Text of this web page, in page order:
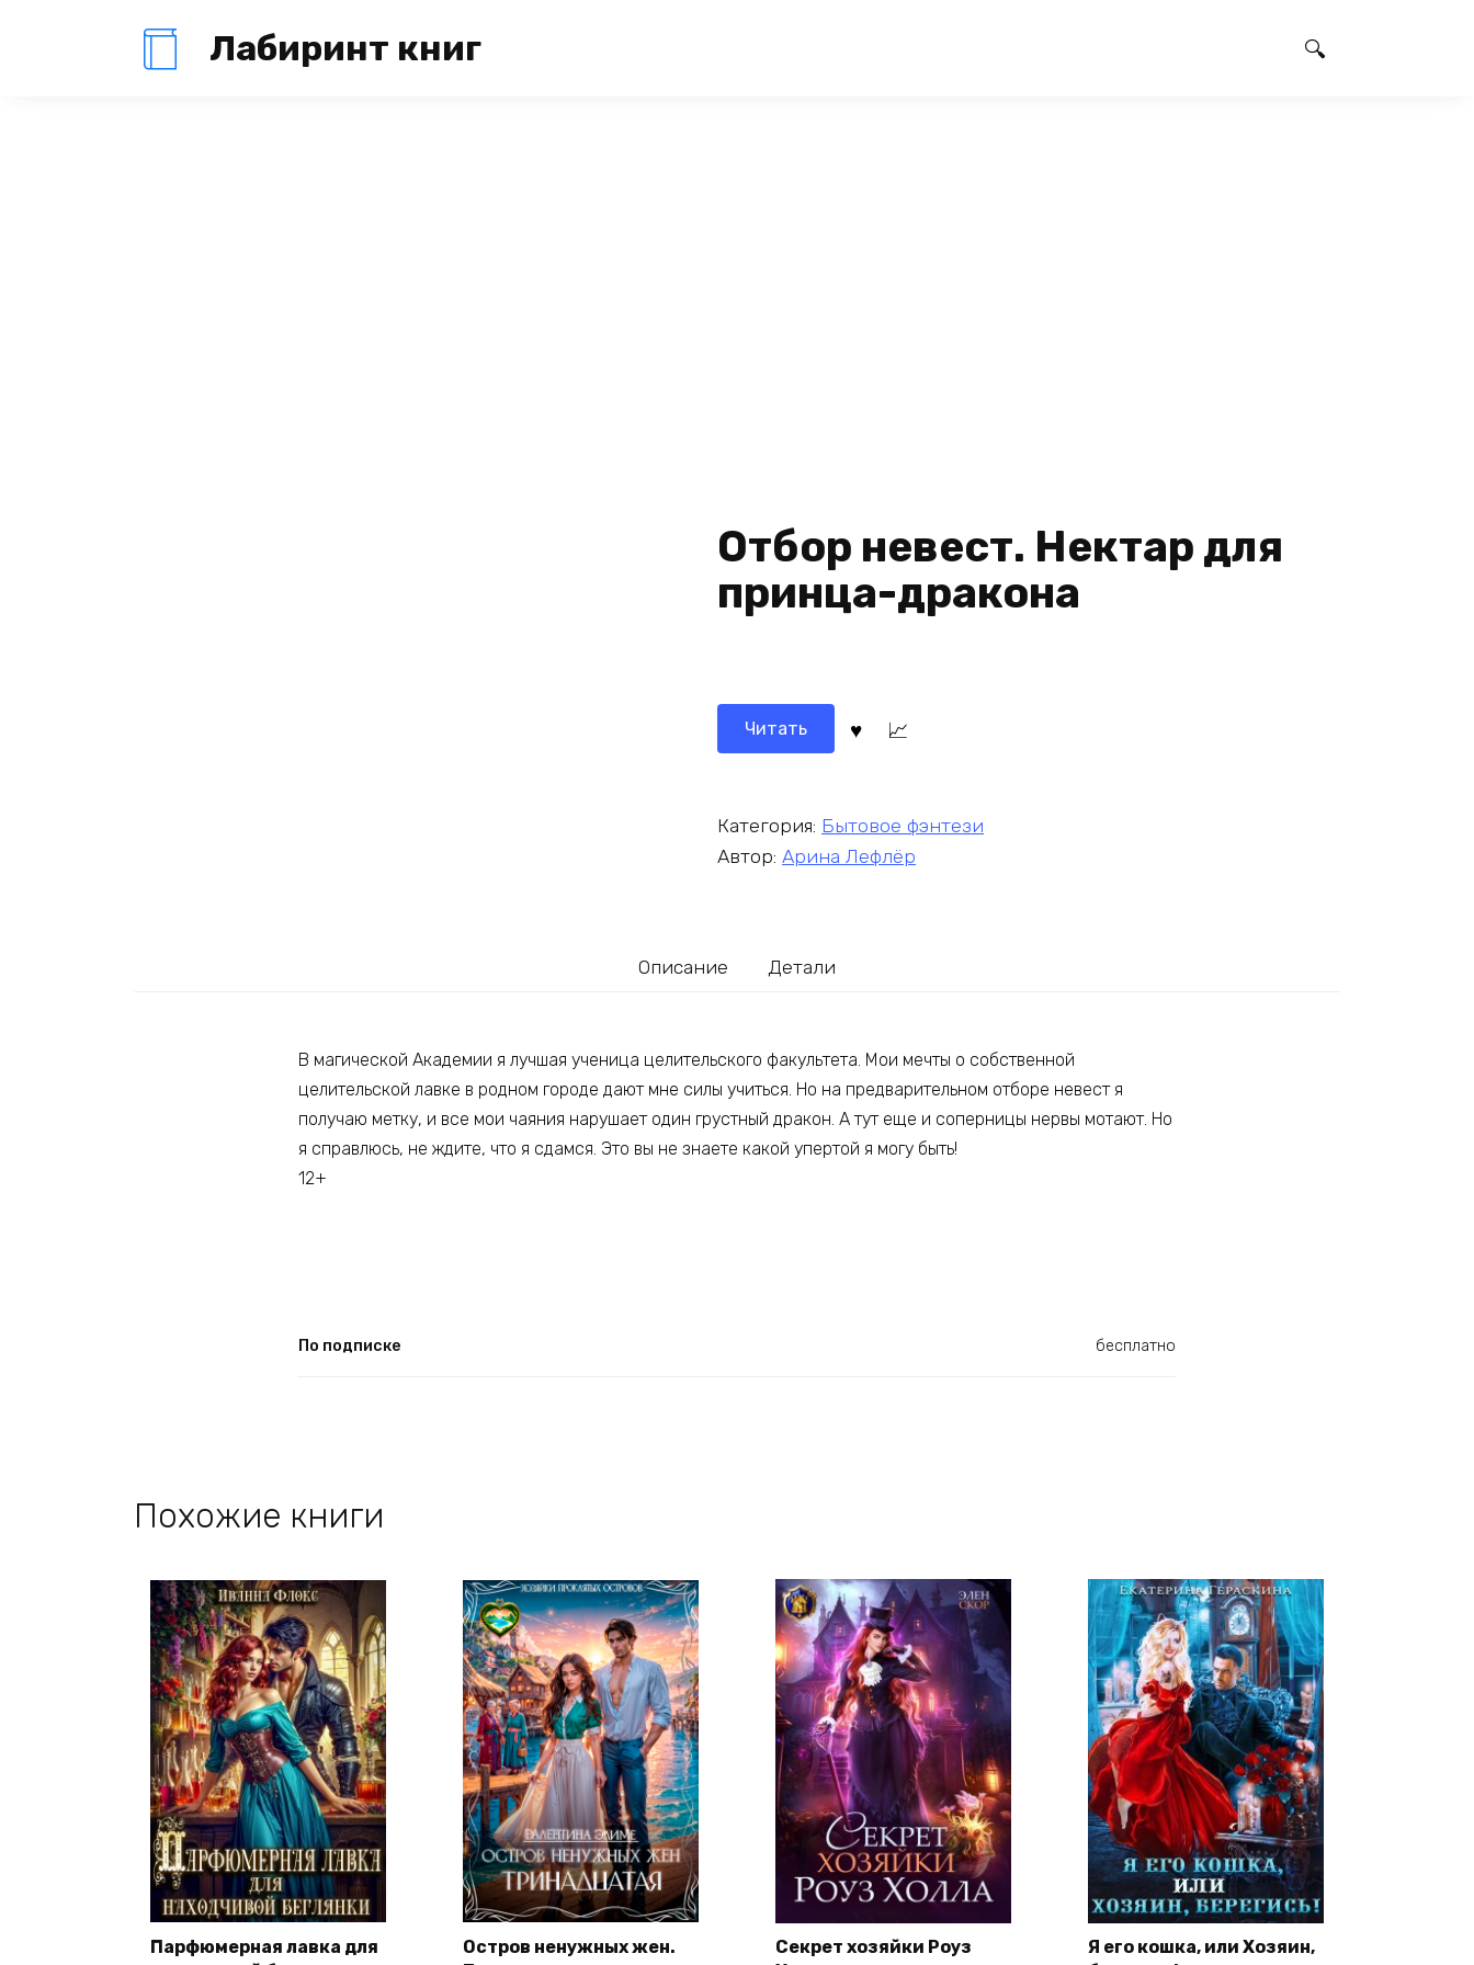
Лабиринт книг
Отбор невест. Нектар для
принца-дракона
Читать
Категория: Бытовое фэнтези
Автор: Арина Лефлёр
Описание Детали
В магической Академии я лучшая ученица целительского факультета. Мои мечты о собственной
целительской лавке в родном городе дают мне силы учиться. Но на предварительном отборе невест я
получаю метку, и все мои чаяния нарушает один грустный дракон. А тут еще и соперницы нервы мотают. Но
я справлюсь, не ждите, что я сдамся. Это вы не знаете какой упертой я могу быть!
12+
По подписке бесплатно
Похожие книги
Парфюмерная лавка для
Остров ненужных жен.
Секрет хозяйки Роуз
Я его кошка, или Хозяин,